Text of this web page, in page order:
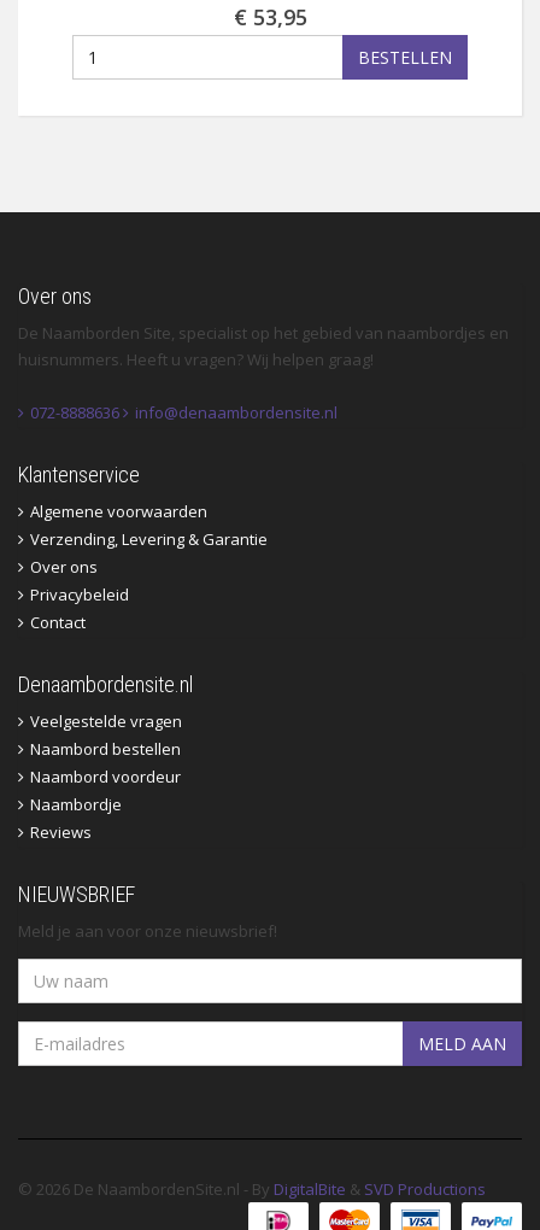
€ 53,95
BESTELLEN
Over ons
De Naamborden Site, specialist op het gebied van naambordjes en
huisnummers. Heeft u vragen? Wij helpen graag!
072-8888636 info@denaambordensite.nl
Klantenservice
Algemene voorwaarden
Verzending, Levering & Garantie
Over ons
Privacybeleid
Contact
Denaambordensite.nl
Veelgestelde vragen
Naambord bestellen
Naambord voordeur
Naambordje
Reviews
NIEUWSBRIEF
Meld je aan voor onze nieuwsbrief!
MELD AAN
© 2026 De NaambordenSite.nl - By DigitalBite & SVD Productions